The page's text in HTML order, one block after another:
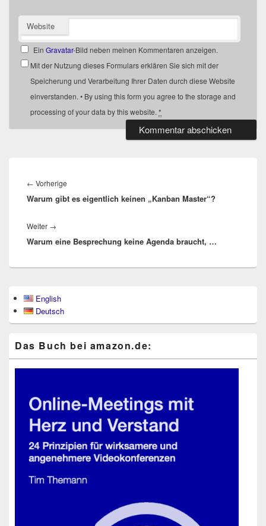
Website
EinGravatar-Bild neben meinen Kommentaren anzeigen.
Mit der Nutzung dieses Formulars erklären Sie sich mit der
Speicherung und Verarbeitung Ihrer Daten durch diese Website
einverstanden. • By using this form you agree to the storage and
processing of your data by this website. *
← Vorherige
Beitrag:
Warum gibt es eigentlich keinen „Kanban Master“?
Weiter →
Beitrag:
Warum eine Besprechung keine Agenda braucht, …
Seitenleisten-
Widgetbereich
English
Deutsch
Das Buch bei ama​zon​.de: